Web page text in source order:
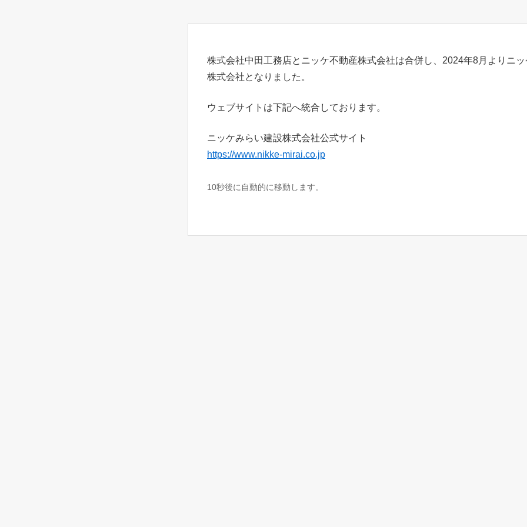
株式会社中田工務店とニッケ不動産株式会社は合併し、2024年8月よりニ
株式会社となりました。
ウェブサイトは下記へ統合しております。
ニッケみらい建設株式会社公式サイト
https://www.nikke-mirai.co.jp
10秒後に自動的に移動します。